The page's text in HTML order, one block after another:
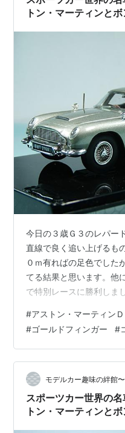
４…
トン・マーティンと
今日の３歳Ｇ３のレパー
直線で良く追い上げるも
０ｍ有ればの足色でした
てる結果と思います。他
で特別レースに勝利しま
１／４３スケール以外に
ケールを蒐集しています
す。流石にこの縮尺では
け）は殆ど搭載されてい
ＤＢ５ ００７ゴールド・
完成品 同上 リアスタイ
#アストン・マーティンＤ
#ゴールドフィンガー #
モデルカー趣味の絆館
スポーツカー世界の
トン・マーティンと